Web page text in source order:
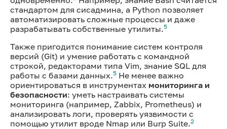
стандартом для сисадмина, а Python позволяет
автоматизировать сложные процессы и даже
разрабатывать собственные утилиты.5
Также пригодится понимание систем контроля
версий (Git) и умение работать с командной
строкой, редакторами типа Vim, знание SQL для
работы с базами данных.5 Не менее важно
ориентироваться в инструментах мониторинга и
безопасности: уметь настраивать системы
мониторинга (например, Zabbix, Prometheus) и
анализировать логи, проверять уязвимости с
помощью утилит вроде Nmap или Burp Suite.2